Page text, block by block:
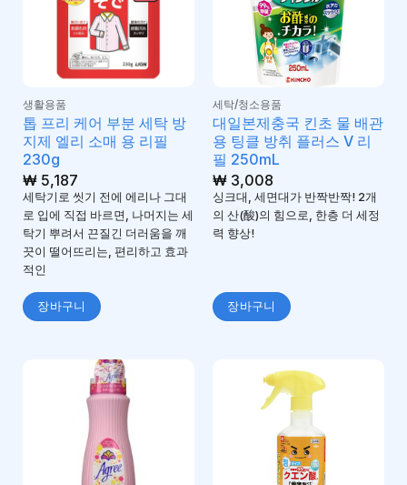
생활용품
톱 프리 케어 부분 세탁 방
지제 엘리 소매 용 리필
230g
₩5,187
세탁기로 씻기 전에 에리나 그대
로 입에 직접 바르면, 나머지는 세
탁기 뿌려서 끈질긴 더러움을 깨
끗이 떨어뜨리는, 편리하고 효과
적인
장바구니
세탁/청소용품
대일본제충국 킨초 물 배관
용 팅클 방취 플러스 V 리
필 250mL
₩3,008
싱크대, 세면대가 반짝반짝! 2개
의 산(酸)의 힘으로, 한층 더 세정
력 향상!
장바구니